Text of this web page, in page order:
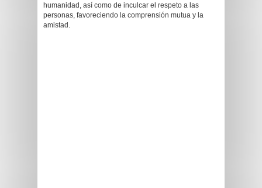
humanidad, así como de inculcar el respeto a las
personas, favoreciendo la comprensión mutua y la
amistad.